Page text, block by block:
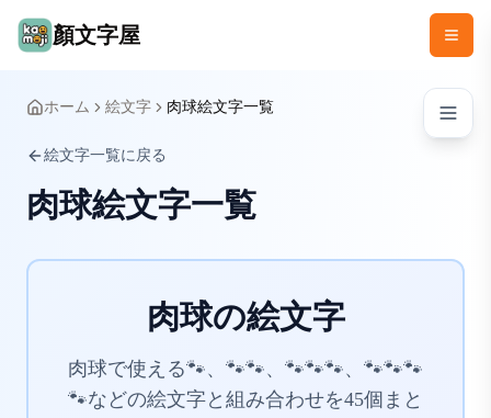
顏文字屋
ホーム 絵文字 肉球絵文字一覧
絵文字一覧に戻る
肉球絵文字一覧
肉球の絵文字
肉球で使える🐾、🐾🐾、🐾🐾🐾、🐾🐾🐾
🐾などの絵文字と組み合わせを45個まと